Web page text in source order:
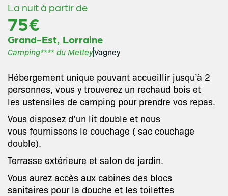
La nuit à partir de
75€
Grand-Est, Lorraine
Camping**** du MetteyVagney
Hébergement unique pouvant accueillir jusqu’à 2
personnes, vous y trouverez un rechaud bois et
les ustensiles de camping pour prendre vos repas.
Vous disposez d’un lit double et nous
vous fournissons le couchage ( sac couchage
double).
Terrasse extérieure et salon de jardin.
Vous aurez accès aux cabines des blocs
sanitaires pour la douche et les toilettes